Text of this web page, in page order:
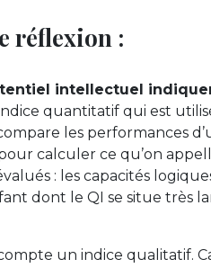
réflexion :
intellectuel
quantitatif qui est
les performances
calculer ce qu’on
: les capacités
dont le QI se situe très
un indice qualitatif.